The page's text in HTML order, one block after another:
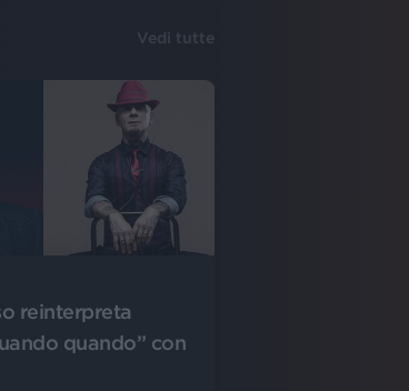
Vedi tutte
reinterpreta
quando” con